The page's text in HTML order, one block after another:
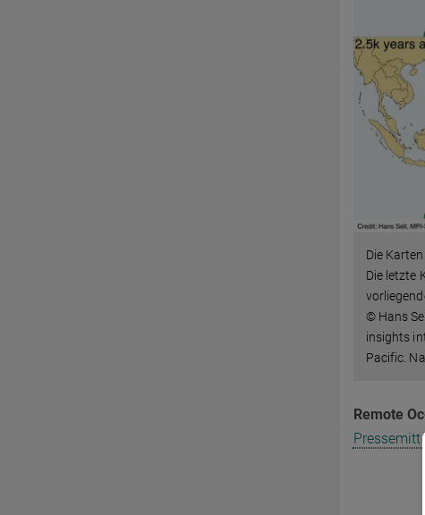
Die
Die letzte
© Hans
insights
Pacific.
Remote